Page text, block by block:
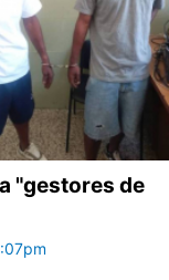
"gestores de